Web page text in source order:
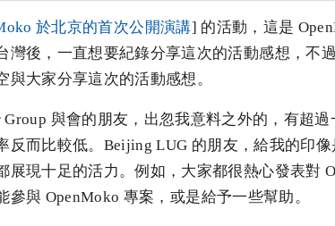
於北京的首次公開演講] 的活動，這是
灣後，一直想要紀錄分享這次的活動感想，不
與大家分享這次的活動感想。
與會的朋友，出忽我意料之外的，有超過
反而比較低。Beijing LUG 的朋友，給我的印
展現十足的活力。例如，大家都很熱心發表對
與 OpenMoko 專案，或是給予一些幫助。